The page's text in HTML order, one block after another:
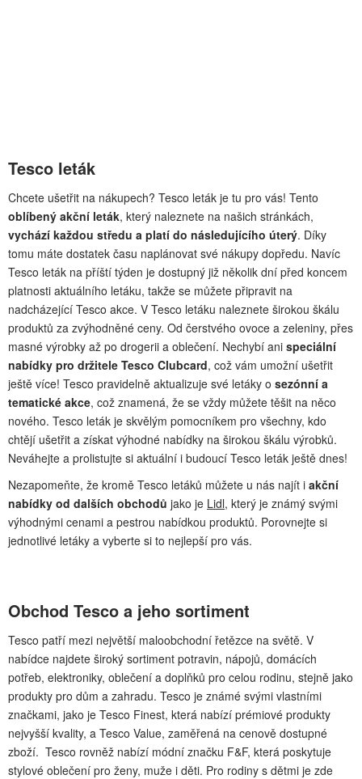
Tesco leták
Chcete ušetřit na nákupech? Tesco leták je tu pro vás! Tento
oblíbený akční leták, který naleznete na našich stránkách,
vychází každou středu a platí do následujícího úterý. Díky
tomu máte dostatek času naplánovat své nákupy dopředu. Navíc
Tesco leták na příští týden je dostupný již několik dní před koncem
platnosti aktuálního letáku, takže se můžete připravit na
nadcházející Tesco akce. V Tesco letáku naleznete širokou škálu
produktů za zvýhodněné ceny. Od čerstvého ovoce a zeleniny, přes
masné výrobky až po drogerii a oblečení. Nechybí ani speciální
nabídky pro držitele Tesco Clubcard, což vám umožní ušetřit
ještě více! Tesco pravidelně aktualizuje své letáky o sezónní a
tematické akce, což znamená, že se vždy můžete těšit na něco
nového. Tesco leták je skvělým pomocníkem pro všechny, kdo
chtějí ušetřit a získat výhodné nabídky na širokou škálu výrobků.
Neváhejte a prolistujte si aktuální i budoucí Tesco leták ještě dnes!
Nezapomeňte, že kromě Tesco letáků můžete u nás najít i akční
nabídky od dalších obchodů jako je Lidl, který je známý svými
výhodnými cenami a pestrou nabídkou produktů. Porovnejte si
jednotlivé letáky a vyberte si to nejlepší pro vás.
Obchod Tesco a jeho sortiment
Tesco patří mezi největší maloobchodní řetězce na světě. V
nabídce najdete široký sortiment potravin, nápojů, domácích
potřeb, elektroniky, oblečení a doplňků pro celou rodinu, stejně jako
produkty pro dům a zahradu. Tesco je známé svými vlastními
značkami, jako je Tesco Finest, která nabízí prémiové produkty
nejvyšší kvality, a Tesco Value, zaměřená na cenově dostupné
zboží. Tesco rovněž nabízí módní značku F&F, která poskytuje
stylové oblečení pro ženy, muže i děti. Pro rodiny s dětmi je zde